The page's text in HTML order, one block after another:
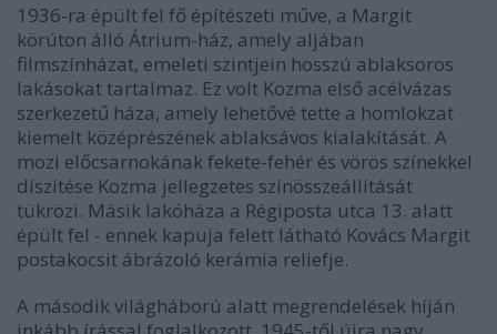
1936-ra épült fel fő építészeti műve, a Margit
körúton álló Átrium-ház, amely aljában
filmszínházat, emeleti szintjein hosszú ablaksoros
lakásokat tartalmaz. Ez volt Kozma első acélvázas
szerkezetű háza, amely lehetővé tette a homlokzat
kiemelt középrészének ablaksávos kialakítását. A
mozi előcsarnokának fekete-fehér és vörös színekkel
díszítése Kozma jellegzetes színösszeállítását
tükrözi. Másik lakóháza a Régiposta utca 13. alatt
épült fel - ennek kapuja felett látható Kovács Margit
postakocsit ábrázoló kerámia reliefje.
A második világháború alatt megrendelések híján